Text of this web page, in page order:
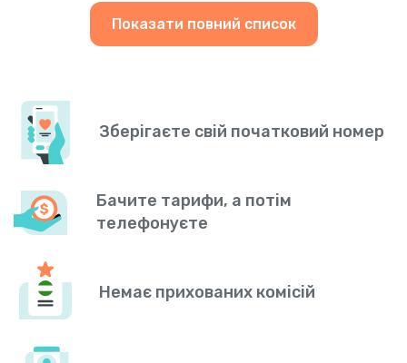
Показати повний список
Зберігаєте свій початковий номер
Бачите тарифи, а потім
телефонуєте
Немає прихованих комісій